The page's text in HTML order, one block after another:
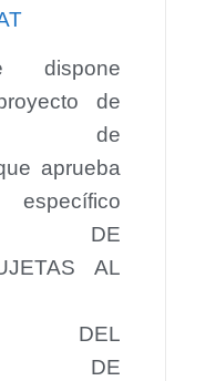
de
de
aprueba
específico
DE
AL
DEL
DE